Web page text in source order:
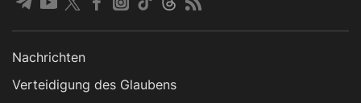
Nachrichten
Verteidigung des Glaubens